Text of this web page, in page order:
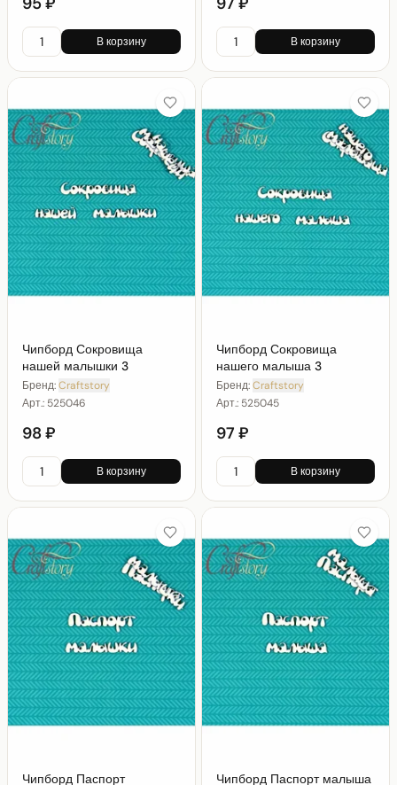
В корзину В корзину
Чипборд Сокровища
нашей малышки 3
Бренд:Craftstory
Арт.: 525046
98 ₽
В корзину
Чипборд Сокровища
нашего малыша 3
Бренд:Craftstory
Арт.: 525045
97 ₽
В корзину
Чипборд Паспорт Чипборд Паспорт малыша